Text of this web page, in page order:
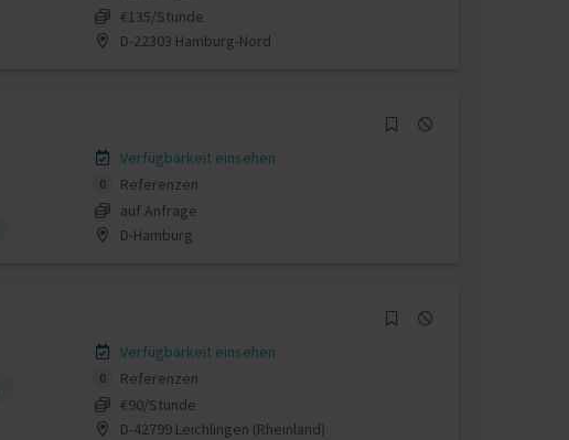
€135/Stunde
D-22303 Hamburg-Nord
Verfügbarkeit einsehen
0
Referenzen
auf Anfrage
D-Hamburg
Verfügbarkeit einsehen
0
Referenzen
€90/Stunde
D-42799 Leichlingen (Rheinland)